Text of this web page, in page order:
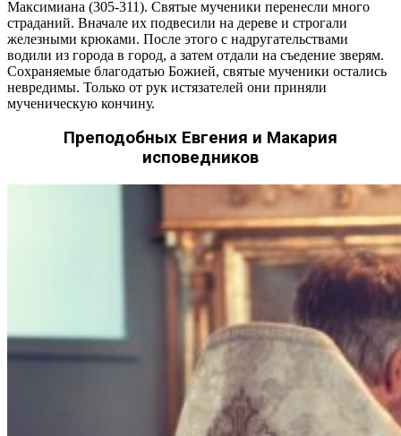
Максимиана (305-311). Святые мученики перенесли много
страданий. Вначале их подвесили на дереве и строгали
железными крюками. После этого с надругательствами
водили из города в город, а затем отдали на съедение зверям.
Сохраняемые благодатью Божией, святые мученики остались
невредимы. Только от рук истязателей они приняли
мученическую кончину.
Преподобных Евгения и Макария
исповедников